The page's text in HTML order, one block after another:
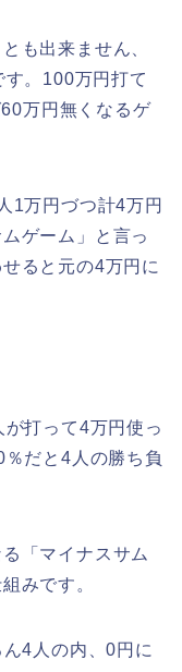
も出来ません、
。100万円打て
万円無くなるゲ
1万円づつ計4万円
ゲーム」と言っ
ると元の4万円に
打って4万円使っ
だと4人の勝ち負
「マイナスサム
みです。
4人の内、0円に